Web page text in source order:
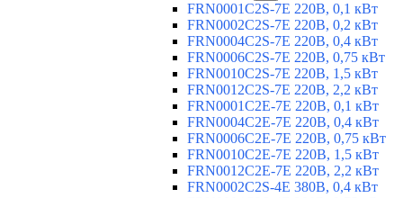
FRN0001C2S-7E 220В, 0,1 кВт
FRN0002C2S-7E 220В, 0,2 кВт
FRN0004C2S-7E 220В, 0,4 кВт
FRN0006C2S-7E 220В, 0,75 кВт
FRN0010C2S-7E 220В, 1,5 кВт
FRN0012C2S-7E 220В, 2,2 кВт
FRN0001C2E-7E 220В, 0,1 кВт
FRN0004C2E-7E 220В, 0,4 кВт
FRN0006C2E-7E 220В, 0,75 кВт
FRN0010C2E-7E 220В, 1,5 кВт
FRN0012C2E-7E 220В, 2,2 кВт
FRN0002C2S-4E 380В, 0,4 кВт